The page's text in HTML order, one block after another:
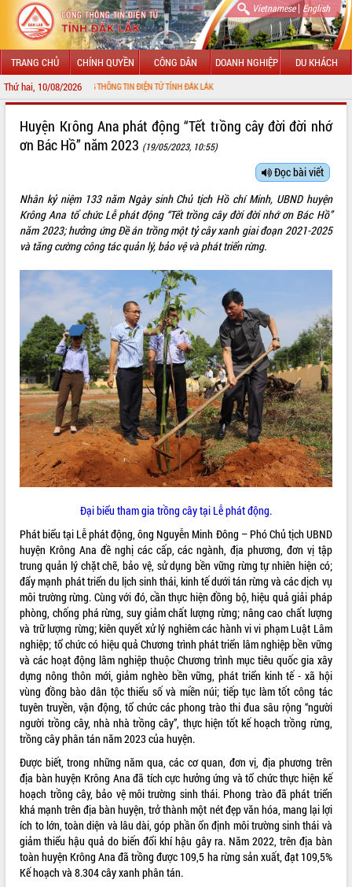
Vietnamese| English
TRANG CHỦ CHÍNH QUYỀN CÔNG DÂN DOANH NGHIỆP DU KHÁCH
Thứ hai, 10/08/2026
VỚI CỔNG THÔNG TIN ĐIỆN TỬ TỈNH ĐẮK LẮK
LÃNH ĐẠO UBND TỈNH
SỞ, BAN, NGÀNH
UBND CÁC XÃ, PHƯỜNG
THÔNG TIN CHỈ ĐẠO ĐIỀU HÀNH
HỆ THỐNG VĂN BẢN
VĂN BẢN HĐND TỈNH
ĐIỂM TIN VĂN BẢN
QUY HOẠCH - KẾ HOẠCH
VIDEO
Không có file video nào để phát.
ALBUM ẢNH
Huyện Krông Ana phát động “Tết trồng cây đời đời nhớ
ơn Bác Hồ” năm 2023 (19/05/2023, 10:55)
Đọc bài viết
Nhân kỷ niệm 133 năm Ngày sinh Chủ tịch Hồ chí Minh, UBND huyện
Krông Ana tổ chức Lễ phát động “Tết trồng cây đời đời nhớ ơn Bác Hồ”
năm 2023; hưởng ứng Đề án trồng một tỷ cây xanh giai đoạn 2021-2025
và tăng cường công tác quản lý, bảo vệ và phát triển rừng.
Đại biểu tham gia trồng cây tại Lễ phát động.
Phát biểu tại Lễ phát động, ông Nguyễn Minh Đông – Phó Chủ tịch UBND
huyện Krông Ana đề nghị các cấp, các ngành, địa phương, đơn vị tập
trung quản lý chặt chẽ, bảo vệ, sử dụng bền vững rừng tự nhiên hiện có;
đẩy mạnh phát triển du lịch sinh thái, kinh tế dưới tán rừng và các dịch vụ
môi trường rừng. Cùng với đó, cần thực hiện đồng bộ, hiệu quả giải pháp
phòng, chống phá rừng, suy giảm chất lượng rừng; nâng cao chất lượng
và trữ lượng rừng; kiên quyết xử lý nghiêm các hành vi vi phạm Luật Lâm
nghiệp; tổ chức có hiệu quả Chương trình phát triển lâm nghiệp bền vững
và các hoạt động lâm nghiệp thuộc Chương trình mục tiêu quốc gia xây
dựng nông thôn mới, giảm nghèo bền vững, phát triển kinh tế - xã hội
vùng đồng bào dân tộc thiểu số và miền núi; tiếp tục làm tốt công tác
tuyên truyền, vận động, tổ chức các phong trào thi đua sâu rộng “người
người trồng cây, nhà nhà trồng cây”, thực hiện tốt kế hoạch trồng rừng,
trồng cây phân tán năm 2023 của huyện.
Được biết, trong những năm qua, các cơ quan, đơn vị, địa phương trên
địa bàn huyện Krông Ana đã tích cực hưởng ứng và tổ chức thực hiện kế
hoạch trồng cây, bảo vệ môi trường sinh thái. Phong trào đã phát triển
khá mạnh trên địa bàn huyện, trở thành một nét đẹp văn hóa, mang lại lợi
ích to lớn, toàn diện và lâu dài, góp phần ổn định môi trường sinh thái và
giảm thiểu hậu quả do biến đổi khí hậu gây ra. Năm 2022, trên địa bàn
toàn huyện Krông Ana đã trồng được 109,5 ha rừng sản xuất, đạt 109,5%
Kế hoạch và 8.304 cây xanh phân tán.